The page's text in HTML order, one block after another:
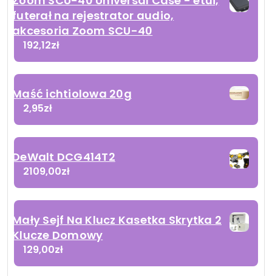
futerał na rejestrator audio,
akcesoria Zoom SCU-40
192,12zł
Maść ichtiolowa 20g
2,95zł
DeWalt DCG414T2
2109,00zł
Mały Sejf Na Klucz Kasetka Skrytka 2
Klucze Domowy
129,00zł